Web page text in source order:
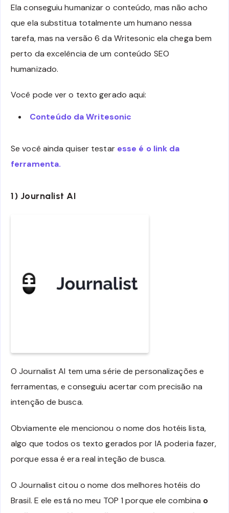
Ela conseguiu humanizar o conteúdo, mas não acho
que ela substitua totalmente um humano nessa
tarefa, mas na versão 6 da Writesonic ela chega bem
perto da excelência de um conteúdo SEO
humanizado.
Você pode ver o texto gerado aqui:
Conteúdo da Writesonic
Se você ainda quiser testar esse é o link da
ferramenta.
1) Journalist AI
O Journalist AI tem uma série de personalizações e
ferramentas, e conseguiu acertar com precisão na
intenção de busca.
Obviamente ele mencionou o nome dos hotéis lista,
algo que todos os texto gerados por IA poderia fazer,
porque essa é era real inteção de busca.
O Journalist citou o nome dos melhores hotéis do
Brasil. E ele está no meu TOP 1 porque ele combina o